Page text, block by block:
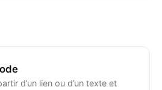
d’un lien ou d’un texte et